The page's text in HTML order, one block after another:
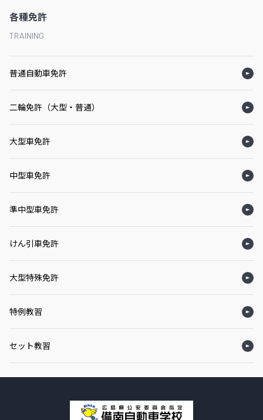
各種免許
TRAINING
普通自動車免許
二輪免許（大型・普通）
大型車免許
中型車免許
準中型車免許
けん引車免許
大型特殊免許
特例教習
セット教習